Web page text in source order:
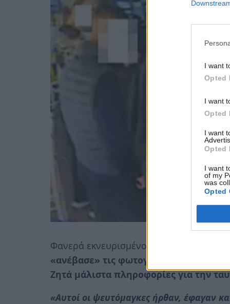
I want
Opted
I want
Opted
I want
Opted
I want
of my
was
Opted
Φανερά εκνευρισμένος από το
«ανέβασε» τις φωτογραφίες και το
Ζητά μάλιστα πληροφορίες για την
«Αυτοί οι ψευτόμαγκες ήρθαν, έφαγαν